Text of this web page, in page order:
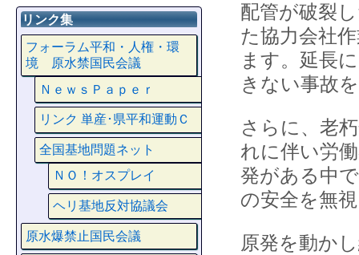
配管が破裂
た協力会社
ます。延長
きない事故
さらに、老
れに伴い労
発がある中
の安全を無
原発を動か
リンク集
フォーラム平和・人権・環
境 原水禁国民会議
ＮｅｗｓＰａｐｅｒ
リンク 単産･県平和運動Ｃ
全国基地問題ネット
ＮＯ！オスプレイ
ヘリ基地反対協議会
原水爆禁止国民会議